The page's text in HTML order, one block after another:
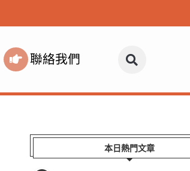
聯絡我們
本日熱門文章